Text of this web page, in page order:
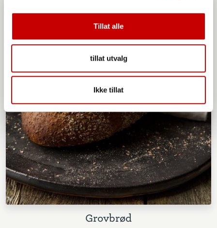
Tillat alle
tillat utvalg
Ikke tillat
Grovbrød